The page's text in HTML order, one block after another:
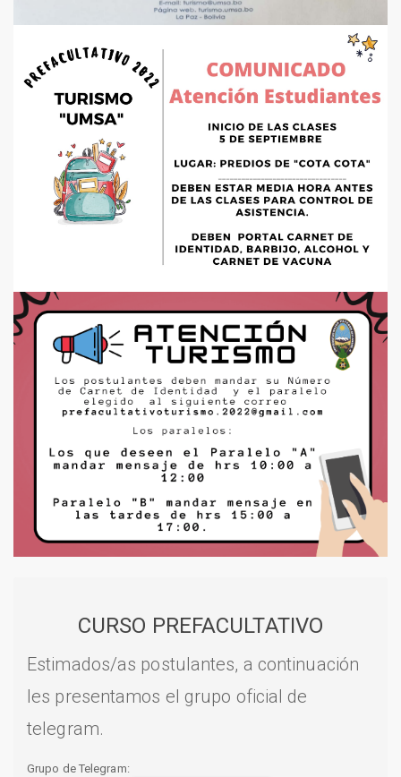
CURSO PREFACULTATIVO
Estimados/as postulantes, a continuación
les presentamos el grupo oficial de
telegram.
Grupo de Telegram: